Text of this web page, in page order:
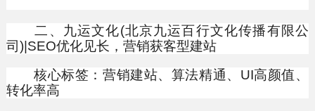
二、九运文化(北京九运百行文化传播有限公
司)|SEO优化见长，营销获客型建站
核心标签：营销建站、算法精通、UI高颜值、
转化率高